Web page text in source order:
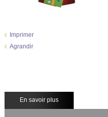
Imprimer
Agrandir
En savoir plus